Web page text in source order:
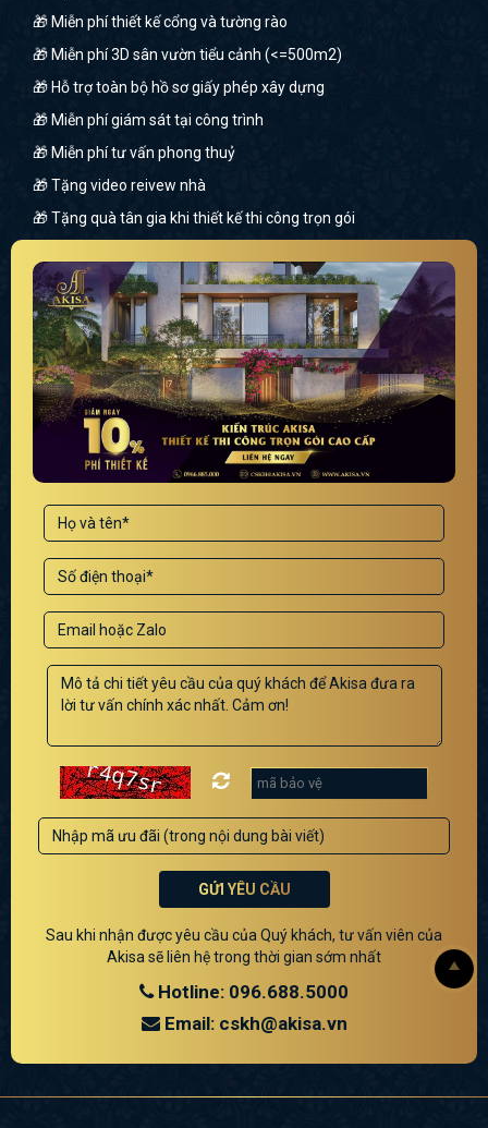
🎁 Miễn phí thiết kế cổng và tường rào
🎁 Miễn phí 3D sân vườn tiểu cảnh (<=500m2)
🎁 Hỗ trợ toàn bộ hồ sơ giấy phép xây dựng
🎁 Miễn phí giám sát tại công trình
🎁 Miễn phí tư vấn phong thuỷ
🎁 Tặng video reivew nhà
🎁 Tặng quà tân gia khi thiết kế thi công trọn gói
GỬI YÊU CẦU
Sau khi nhận được yêu cầu của Quý khách, tư vấn viên của
Akisa sẽ liên hệ trong thời gian sớm nhất
Hotline: 096.688.5000
Email: cskh@akisa.vn